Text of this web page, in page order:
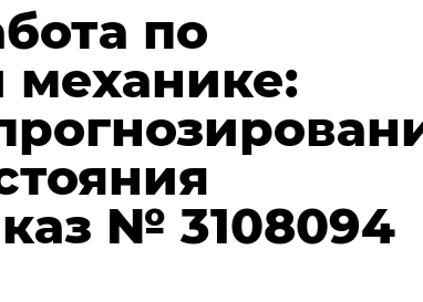
по
механике:
№ 3108094